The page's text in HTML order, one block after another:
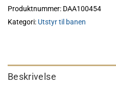
Produktnummer: DAA100454
Kategori: Utstyr til banen
Beskrivelse